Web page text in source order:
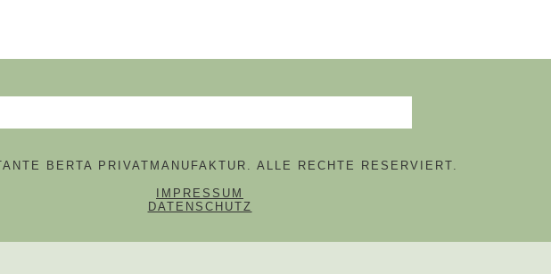
BERTA PRIVATMANUFAKTUR. ALLE RECHTE RESERVIERT.
NAVIGATION ÜBERSPRINGEN
IMPRESSUM
DATENSCHUTZ